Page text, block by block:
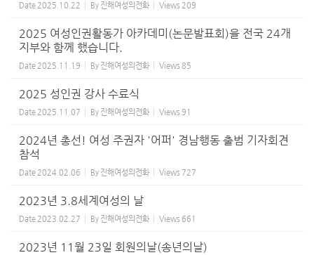
Date 2025.10.22 By 진해여성의전화 Views 209
2025 여성인권활동가 아카데미(논문발표회)을 전국 24개
지부와 함께 했습니다.
Date 2025.11.19 By 진해여성의전화 Views 85
2025 성인권 강사 수료식
Date 2025.11.07 By 진해여성의전화 Views 91
2024년 총선! 여성 주권자 '어퍼' 경남행동 출범 기자회견
참석
Date 2024.02.06 By 진해여성의전화 Views 727
2023년 3.8세계여성의 날
Date 2023.02.27 By 진해여성의전화 Views 661
2023년 11월 23일 회원의날(송년의날)